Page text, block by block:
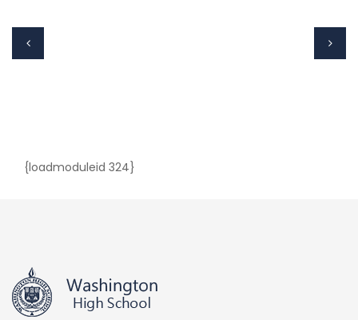
{loadmoduleid 324}